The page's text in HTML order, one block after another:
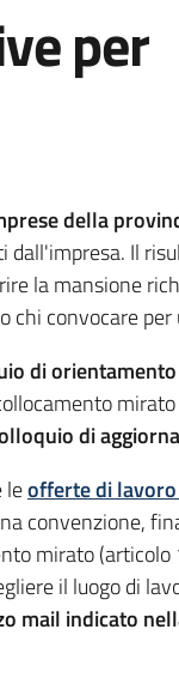
per
della
Il
la mansione
convocare
di orientamento
di
leofferte di
mirato
il luogo di
mail indicato